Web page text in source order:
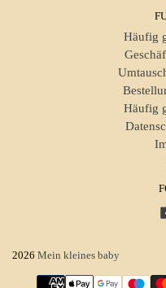
Häufig
Häufig
2026 Mein kleines baby